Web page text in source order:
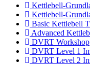
Kettlebell-
Kettlebell-
Basic Kettlebell
Advanced
DVRT Workshop
DVRT Level 1
DVRT Level 2